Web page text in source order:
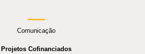
Comunicação
Projetos Cofinanciados